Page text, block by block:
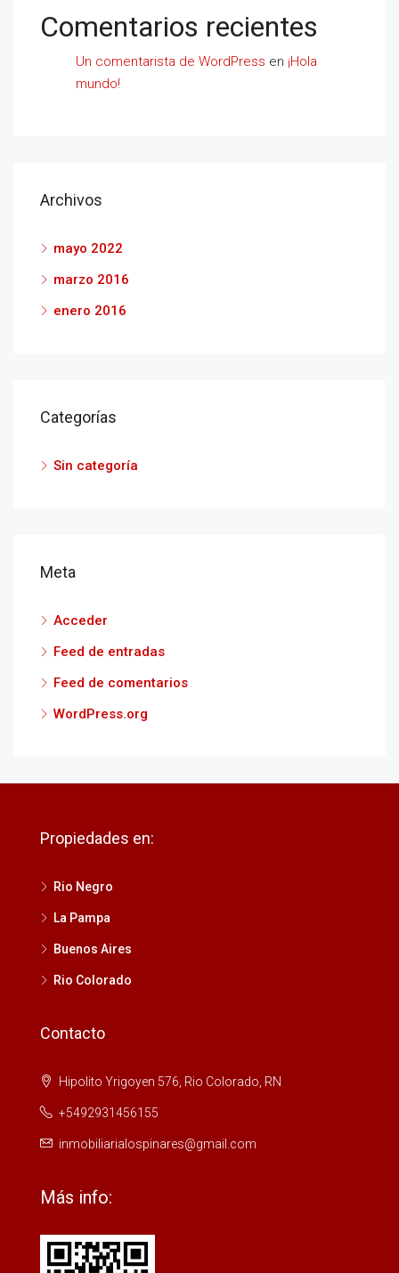
Comentarios recientes
Un comentarista de WordPress en ¡Hola
mundo!
Archivos
mayo 2022
marzo 2016
enero 2016
Categorías
Sin categoría
Meta
Acceder
Feed de entradas
Feed de comentarios
WordPress.org
Propiedades en:
Rio Negro
La Pampa
Buenos Aires
Rio Colorado
Contacto
Hipolito Yrigoyen 576, Rio Colorado, RN
+5492931456155
inmobiliarialospinares@gmail.com
Más info: